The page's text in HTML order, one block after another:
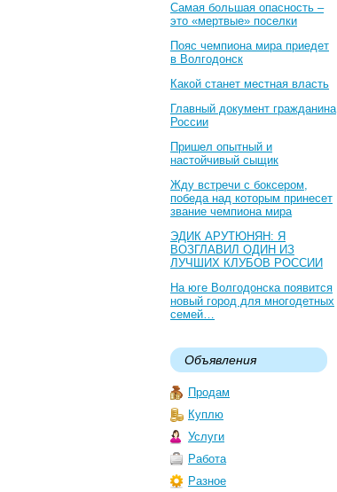
Самая большая опасность –
это «мертвые» поселки
Пояс чемпиона мира приедет
в Волгодонск
Какой станет местная власть
Главный документ гражданина
России
Пришел опытный и
настойчивый сыщик
Жду встречи с боксером,
победа над которым принесет
звание чемпиона мира
ЭДИК АРУТЮНЯН: Я
ВОЗГЛАВИЛ ОДИН ИЗ
ЛУЧШИХ КЛУБОВ РОССИИ
На юге Волгодонска появится
новый город для многодетных
семей…
Объявления
Продам
Куплю
Услуги
Работа
Разное